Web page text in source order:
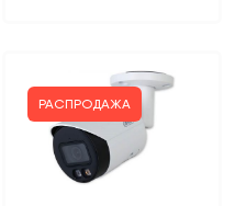
РАСПРОДАЖА